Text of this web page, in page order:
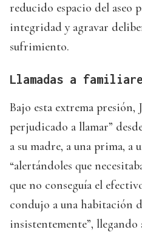
reducido espacio del aseo
integridad y agravar
sufrimiento.
Llamadas a
Bajo esta extrema presión,
perjudicado a llamar”
a su madre, a una prima, a
“alertándoles que
que no conseguía el
condujo a una habitación
insistentemente”, llegando